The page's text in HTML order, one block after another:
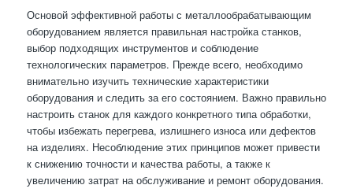
Основой эффективной работы с металлообрабатывающим
оборудованием является правильная настройка станков,
выбор подходящих инструментов и соблюдение
технологических параметров. Прежде всего, необходимо
внимательно изучить технические характеристики
оборудования и следить за его состоянием. Важно правильно
настроить станок для каждого конкретного типа обработки,
чтобы избежать перегрева, излишнего износа или дефектов
на изделиях. Несоблюдение этих принципов может привести
к снижению точности и качества работы, а также к
увеличению затрат на обслуживание и ремонт оборудования.